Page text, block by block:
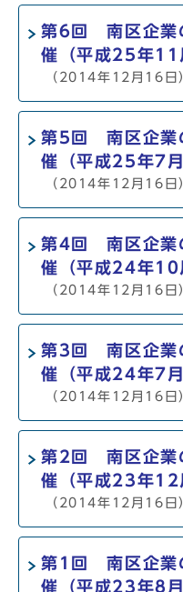
第6回 南区企業
催（平成25年11
（2014年12月16日
第5回 南区企業
催（平成25年7
（2014年12月16日
第4回 南区企業
催（平成24年10
（2014年12月16日
第3回 南区企業
催（平成24年7
（2014年12月16日
第2回 南区企業
催（平成23年12
（2014年12月16日
第1回 南区企業
催（平成23年8月